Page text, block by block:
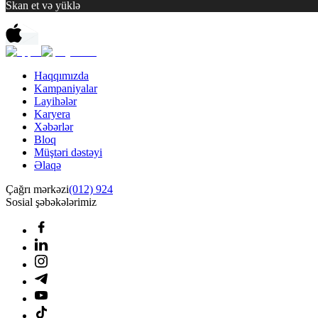
Skan et və yüklə
Haqqımızda
Kampaniyalar
Layihələr
Karyera
Xəbərlər
Bloq
Müştəri dəstəyi
Əlaqə
Çağrı mərkəzi(012) 924
Sosial şəbəkələrimiz